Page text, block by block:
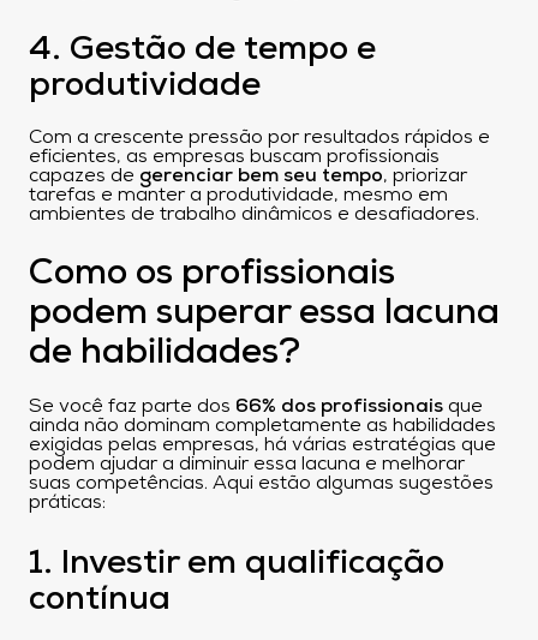
4. Gestão de tempo e
produtividade
Com a crescente pressão por resultados rápidos e
eficientes, as empresas buscam profissionais
capazes de gerenciar bem seu tempo, priorizar
tarefas e manter a produtividade, mesmo em
ambientes de trabalho dinâmicos e desafiadores.
Como os profissionais
podem superar essa lacuna
de habilidades?
Se você faz parte dos 66% dos profissionais que
ainda não dominam completamente as habilidades
exigidas pelas empresas, há várias estratégias que
podem ajudar a diminuir essa lacuna e melhorar
suas competências. Aqui estão algumas sugestões
práticas:
1. Investir em qualificação
contínua